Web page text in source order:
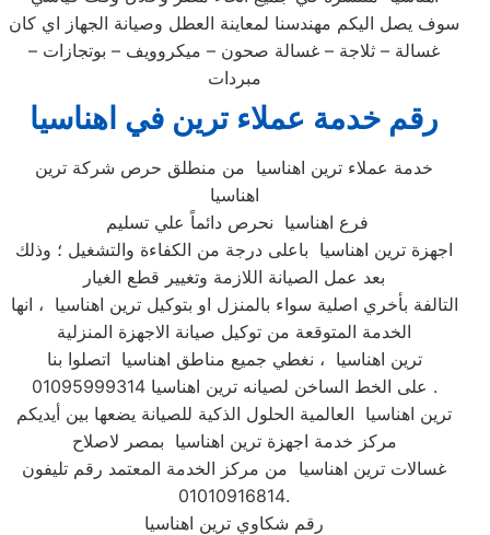
سوف يصل اليكم مهندسنا لمعاينة العطل وصيانة الجهاز اي كان
غسالة – ثلاجة – غسالة صحون – ميكروويف – بوتجازات –
مبردات
رقم خدمة عملاء ترين في اهناسيا
خدمة عملاء ترين اهناسيا من منطلق حرص شركة ترين
اهناسيا
فرع اهناسيا نحرص دائماً علي تسليم
اجهزة ترين اهناسيا باعلى درجة من الكفاءة والتشغيل ؛ وذلك
بعد عمل الصيانة اللازمة وتغيير قطع الغيار
التالفة بأخري اصلية سواء بالمنزل او بتوكيل ترين اهناسيا ، انها
الخدمة المتوقعة من توكيل صيانة الاجهزة المنزلية
ترين اهناسيا ، نغطي جميع مناطق اهناسيا اتصلوا بنا
على الخط الساخن لصيانه ترين اهناسيا 01095999314 .
ترين اهناسيا العالمية الحلول الذكية للصيانة يضعها بين أيديكم
مركز خدمة اجهزة ترين اهناسيا بمصر لاصلاح
غسالات ترين اهناسيا من مركز الخدمة المعتمد رقم تليفون
01010916814.
رقم شكاوي ترين اهناسيا